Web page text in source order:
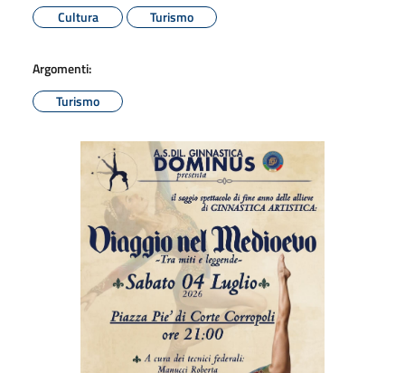
Cultura
Turismo
Argomenti:
Turismo